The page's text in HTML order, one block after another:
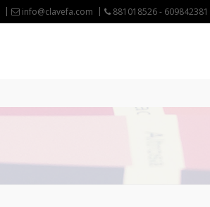
info@clavefa.com 881018526 - 609842381